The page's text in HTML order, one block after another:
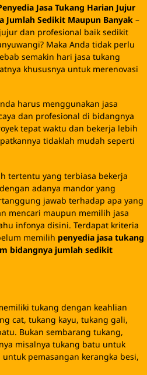
Jasa Tukang Harian Jujur
Jumlah Sedikit Maupun Banyak –
dan profesional baik sedikit
Maka Anda tidak perlu
semakin hari jasa tukang
khususnya untuk merenovasi
harus menggunakan jasa
dan profesional di bidangnya
tepat waktu dan bekerja lebih
tidaklah mudah seperti
tertentu yang terbiasa bekerja
adanya mandor yang
jawab terhadap apa yang
mencari maupun memilih jasa
infonya disini. Terdapat kriteria
memilih penyedia jasa tukang
bidangnya jumlah sedikit
tukang dengan keahlian
cat, tukang kayu, tukang gali,
Bukan sembarang tukang,
misalnya tukang batu untuk
pemasangan kerangka besi,